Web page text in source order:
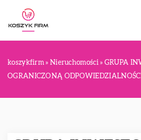
koszykfirm » Nieruchomości» GRUPA
OGRANICZONĄ